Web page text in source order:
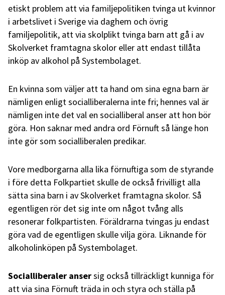
etiskt problem att via familjepolitiken tvinga ut kvinnor
i arbetslivet i Sverige via daghem och övrig
familjepolitik, att via skolplikt tvinga barn att gå i av
Skolverket framtagna skolor eller att endast tillåta
inköp av alkohol på Systembolaget.
En kvinna som väljer att ta hand om sina egna barn är
nämligen enligt socialliberalerna inte fri; hennes val är
nämligen inte det val en socialliberal anser att hon bör
göra. Hon saknar med andra ord Förnuft så länge hon
inte gör som socialliberalen predikar.
Vore medborgarna alla lika förnuftiga som de styrande
i före detta Folkpartiet skulle de också frivilligt alla
sätta sina barn i av Skolverket framtagna skolor. Så
egentligen rör det sig inte om något tvång alls
resonerar folkpartisten. Föräldrarna tvingas ju endast
göra vad de egentligen skulle vilja göra. Liknande för
alkoholinköpen på Systembolaget.
Socialliberaler ansersig också tillräckligt kunniga för
att via sina Förnuft träda in och styra och ställa på